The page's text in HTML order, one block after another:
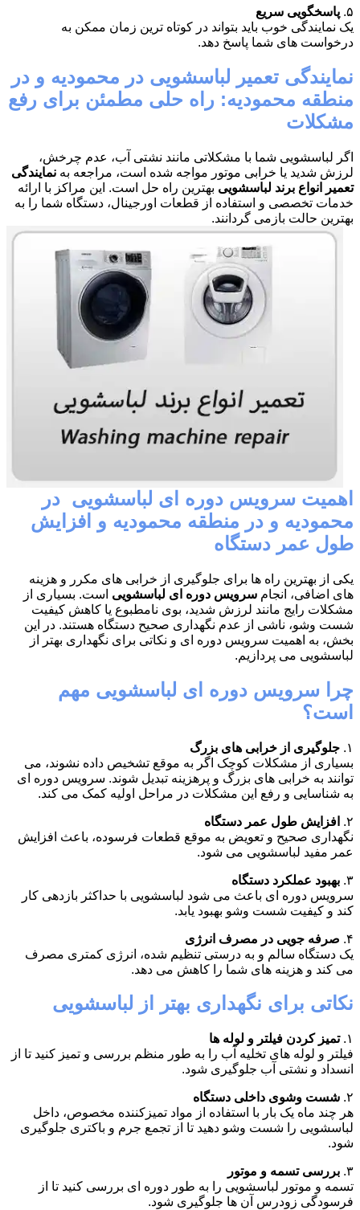
۵. پاسخگویی سریع
یک نمایندگی خوب باید بتواند در کوتاه ترین زمان ممکن به
درخواست های شما پاسخ دهد.
نمایندگی تعمیر لباسشویی در محمودیه و در
منطقه محمودیه: راه حلی مطمئن برای رفع
مشکلات
اگر لباسشویی شما با مشکلاتی مانند نشتی آب، عدم چرخش،
لرزش شدید یا خرابی موتور مواجه شده است، مراجعه به نمایندگی
تعمیر انواع برند لباسشویی بهترین راه حل است. این مراکز با ارائه
خدمات تخصصی و استفاده از قطعات اورجینال، دستگاه شما را به
بهترین حالت بازمی گردانند.
اهمیت سرویس دوره ای لباسشویی در
محمودیه و در منطقه محمودیه و افزایش
طول عمر دستگاه
یکی از بهترین راه ها برای جلوگیری از خرابی های مکرر و هزینه
های اضافی، انجام سرویس دوره ای لباسشویی است. بسیاری از
مشکلات رایج مانند لرزش شدید، بوی نامطبوع یا کاهش کیفیت
شست وشو، ناشی از عدم نگهداری صحیح دستگاه هستند. در این
بخش، به اهمیت سرویس دوره ای و نکاتی برای نگهداری بهتر از
لباسشویی می پردازیم.
چرا سرویس دوره ای لباسشویی مهم
است؟
۱. جلوگیری از خرابی های بزرگ
بسیاری از مشکلات کوچک اگر به موقع تشخیص داده نشوند، می
توانند به خرابی های بزرگ و پرهزینه تبدیل شوند. سرویس دوره ای
به شناسایی و رفع این مشکلات در مراحل اولیه کمک می کند.
۲.
افزایش طول عمر دستگاه
نگهداری صحیح و تعویض به موقع قطعات فرسوده، باعث افزایش
عمر مفید لباسشویی می شود.
۳. بهبود عملکرد دستگاه
سرویس دوره ای باعث می شود لباسشویی با حداکثر بازدهی کار
کند و کیفیت شست وشو بهبود یابد.
۴. صرفه جویی در مصرف انرژی
یک دستگاه سالم و به درستی تنظیم شده، انرژی کمتری مصرف
می کند و هزینه های شما را کاهش می دهد.
نکاتی برای نگهداری بهتر از لباسشویی
۱. تمیز کردن فیلتر و لوله ها
فیلتر و لوله های تخلیه آب را به طور منظم بررسی و تمیز کنید تا از
انسداد و نشتی آب جلوگیری شود.
۲. شست وشوی داخلی دستگاه
هر چند ماه یک بار با استفاده از مواد تمیزکننده مخصوص، داخل
لباسشویی را شست وشو دهید تا از تجمع جرم و باکتری جلوگیری
شود.
۳. بررسی تسمه و موتور
تسمه و موتور لباسشویی را به طور دوره ای بررسی کنید تا از
فرسودگی زودرس آن ها جلوگیری شود.